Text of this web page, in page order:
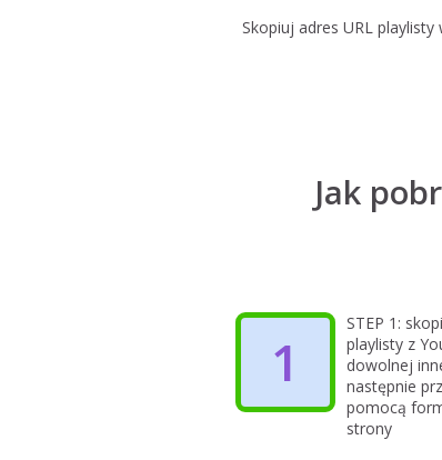
Skopiuj adres URL
Jak
1
STEP 1:
playlisty z
dowolnej
następnie
pomocą
strony